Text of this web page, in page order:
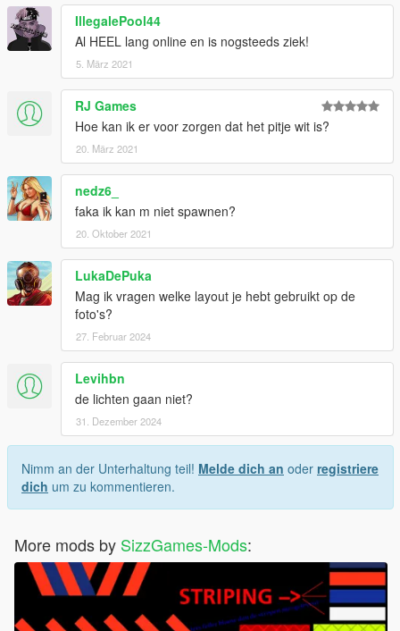
IllegalePool44
Al HEEL lang online en is nogsteeds ziek!
5. März 2021
RJ Games
Hoe kan ik er voor zorgen dat het pitje wit is?
20. März 2021
nedz6_
faka ik kan m niet spawnen?
20. Oktober 2021
LukaDePuka
Mag ik vragen welke layout je hebt gebruikt op de
foto's?
27. Februar 2024
Levihbn
de lichten gaan niet?
31. Dezember 2024
Nimm an der Unterhaltung teil! Melde dich an oder registriere
dich um zu kommentieren.
More mods by SizzGames-Mods: